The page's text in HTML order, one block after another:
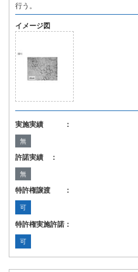
行う。
イメージ図
実施実績 ：
無
許諾実績 ：
無
特許権譲渡 ：
可
特許権実施許諾：
可